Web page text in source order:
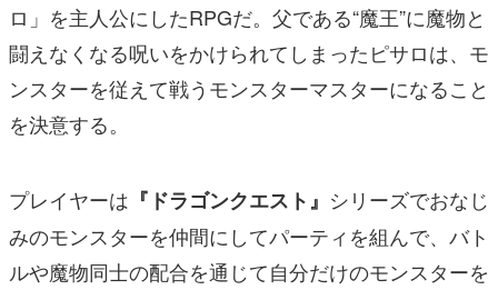
ロ」を主人公にしたRPGだ。父である“魔王”に魔物と
闘えなくなる呪いをかけられてしまったピサロは、モ
ンスターを従えて戦うモンスターマスターになること
を決意する。
プレイヤーは 『ドラゴンクエスト』 シリーズでおなじ
みのモンスターを仲間にしてパーティを組んで、バト
ルや魔物同士の配合を通じて自分だけのモンスターを